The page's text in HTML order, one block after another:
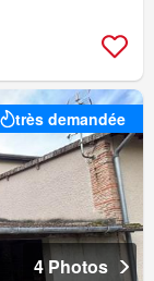
très demandée
4 Photos